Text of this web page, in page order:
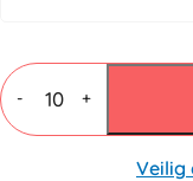
-
Vouwdozen
7
mm
BC
+
Veilig